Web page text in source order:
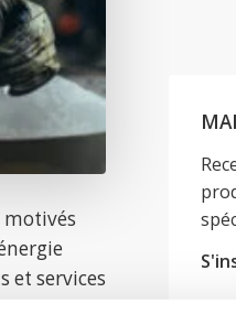
et services